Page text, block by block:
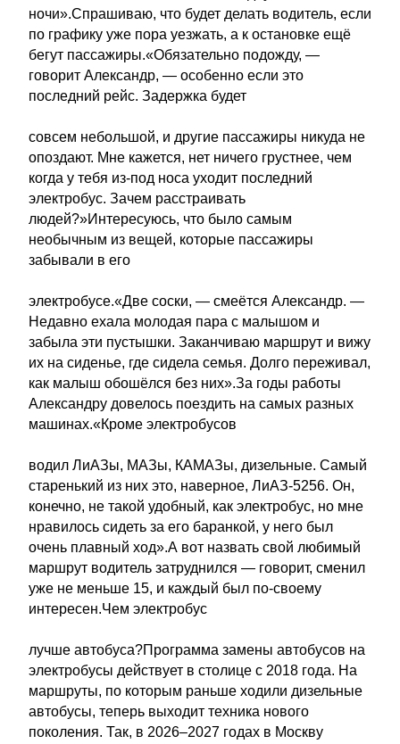
ночи».Спрашиваю, что будет делать водитель, если
по графику уже пора уезжать, а к остановке ещё
бегут пассажиры.«Обязательно подожду, —
говорит Александр, — особенно если это
последний рейс. Задержка будет
совсем небольшой, и другие пассажиры никуда не
опоздают. Мне кажется, нет ничего грустнее, чем
когда у тебя из-под носа уходит последний
электробус. Зачем расстраивать
людей?»Интересуюсь, что было самым
необычным из вещей, которые пассажиры
забывали в его
электробусе.«Две соски, — смеётся Александр. —
Недавно ехала молодая пара с малышом и
забыла эти пустышки. Заканчиваю маршрут и вижу
их на сиденье, где сидела семья. Долго переживал,
как малыш обошёлся без них».За годы работы
Александру довелось поездить на самых разных
машинах.«Кроме электробусов
водил ЛиАЗы, МАЗы, КАМАЗы,­ дизельные. Самый
старенький из них это, наверное, ЛиАЗ-5256. Он,
конечно, не такой удобный, как электробус, но мне
нравилось сидеть за его баранкой, у него был
очень плавный ход».А вот назвать свой любимый
маршрут водитель затруднился — говорит, сменил
уже не меньше 15, и каждый был по-своему
интересен.Чем электробус
лучше автобуса?Программа замены автобусов на
электробусы действует в столице с 2018 года. На
маршруты, по которым раньше ходили дизельные
автобусы, теперь выходит техника нового
поколения. Так, в 2026–2027 годах в Москву